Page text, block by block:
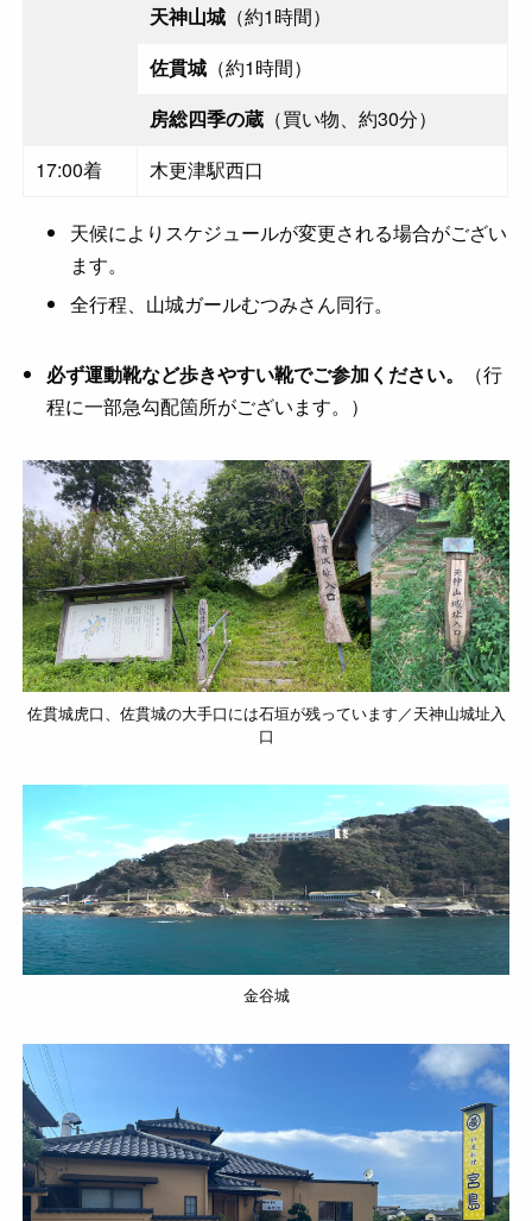
天神山城 （約1時間）
佐貫城 （約1時間）
房総四季の蔵 （買い物、約30分）
17:00着
木更津駅西口
天候によりスケジュールが変更される場合がござい
ます。
全行程、山城ガールむつみさん同行。
必ず運動靴など歩きやすい靴でご参加ください。
（行
程に一部急勾配箇所がございます。）
佐貫城虎口、佐貫城の大手口には石垣が残っています／天神山城址入
口
金谷城